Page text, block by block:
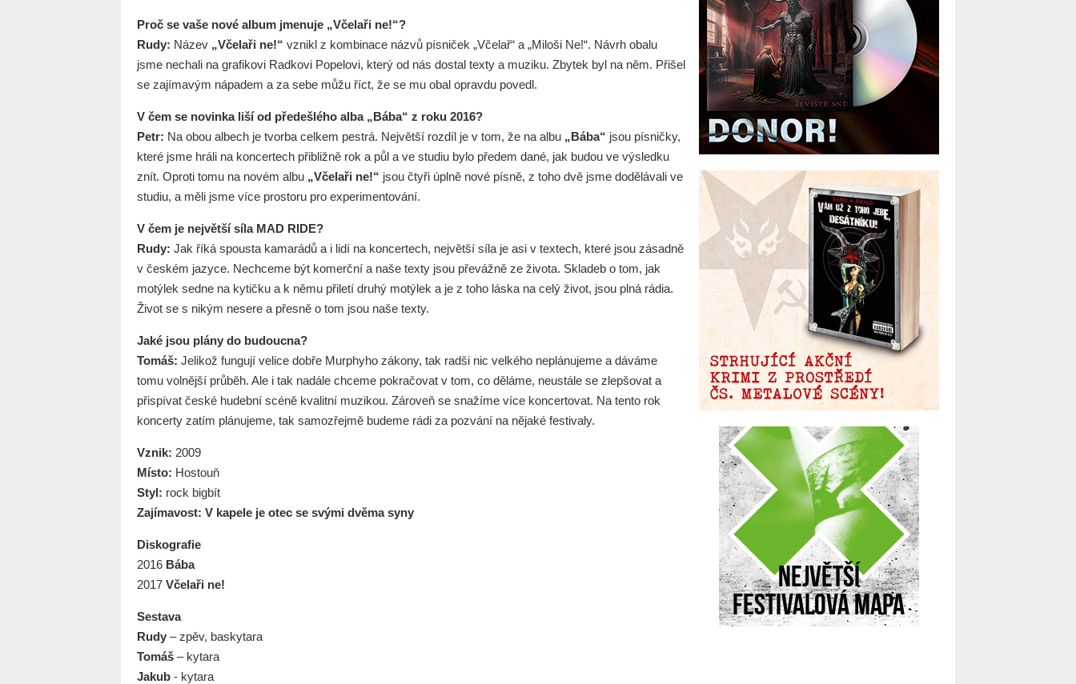
Proč se vaše nové album jmenuje „Včelaři ne!“?
Rudy: Název „Včelaři ne!“ vznikl z kombinace názvů písniček „Včelař“ a „Miloši Ne!“. Návrh obalu
jsme nechali na grafikovi Radkovi Popelovi, který od nás dostal texty a muziku. Zbytek byl na něm. Přišel
se zajímavým nápadem a za sebe můžu říct, že se mu obal opravdu povedl.
V čem se novinka liší od předešlého alba „Bába“ z roku 2016?
Petr: Na obou albech je tvorba celkem pestrá. Největší rozdíl je v tom, že na albu „Bába“ jsou písničky,
které jsme hráli na koncertech přibližně rok a půl a ve studiu bylo předem dané, jak budou ve výsledku
znít. Oproti tomu na novém albu „Včelaři ne!“ jsou čtyři úplně nové písně, z toho dvě jsme dodělávali ve
studiu, a měli jsme více prostoru pro experimentování.
V čem je největší síla MAD RIDE?
Rudy: Jak říká spousta kamarádů a i lidí na koncertech, největší síla je asi v textech, které jsou zásadně
v českém jazyce. Nechceme být komerční a naše texty jsou převážně ze života. Skladeb o tom, jak
motýlek sedne na kytičku a k němu přiletí druhý motýlek a je z toho láska na celý život, jsou plná rádia.
Život se s nikým nesere a přesně o tom jsou naše texty.
Jaké jsou plány do budoucna?
Tomáš: Jelikož fungují velice dobře Murphyho zákony, tak radši nic velkého neplánujeme a dáváme
tomu volnější průběh. Ale i tak nadále chceme pokračovat v tom, co děláme, neustále se zlepšovat a
přispívat české hudební scéně kvalitní muzikou. Zároveň se snažíme více koncertovat. Na tento rok
koncerty zatím plánujeme, tak samozřejmě budeme rádi za pozvání na nějaké festivaly.
Vznik: 2009
Místo: Hostouň
Styl: rock bigbít
Zajímavost: V kapele je otec se svými dvěma syny
Diskografie
2016 Bába
2017 Včelaři ne!
Sestava
Rudy – zpěv, baskytara
Tomáš – kytara
Jakub - kytara